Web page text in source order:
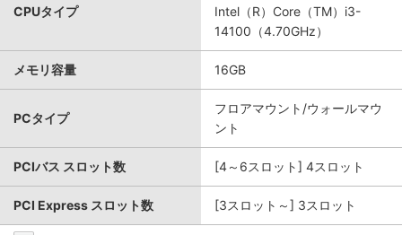
CPUタイプ
Intel（R）Core（TM）i3-
14100（4.70GHz）
メモリ容量 16GB
PCタイプ
フロアマウント/ウォールマウ
ント
PCIバス スロット数 [4～6スロット] 4スロット
PCI Express スロット数 [3スロット～] 3スロット